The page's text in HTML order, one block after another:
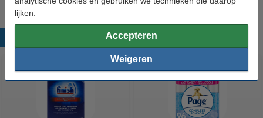
lijken.
Accepteren
Weigeren
Populaire producten